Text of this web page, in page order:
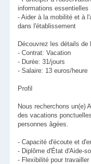
informations essentielles
- Aider à la mobilité et à
dans l'établissement
Découvrez les détails de
- Contrat: Vacation
- Durée: 31/jours
- Salaire: 13 euros/heure
Profil
Nous recherchons un(e)
des vacations
personnes âgées.
- Capacité d'écoute et
- Diplôme d'État d'Aide-
- Flexibilité pour travailler